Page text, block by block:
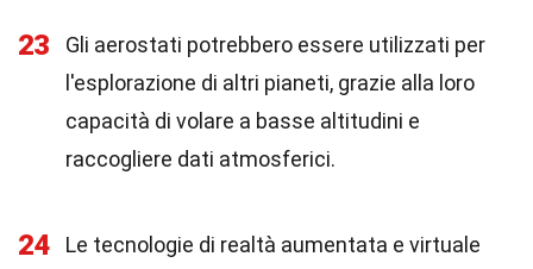
23
Gli aerostati potrebbero essere utilizzati per
l'esplorazione di altri pianeti, grazie alla loro
capacità di volare a basse altitudini e
raccogliere dati atmosferici.
24
Le tecnologie di realtà aumentata e virtuale